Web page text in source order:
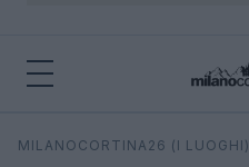
Cerca
MILANOCORTINA26 (I LUOGHI)